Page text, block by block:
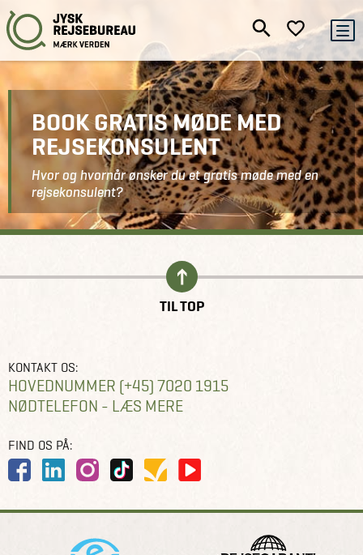
BOOK GRATIS MØDE MED
REJSEKONSULENT
Hvor og hvornår ønsker du et gratis møde med en
rejsekonsulent?
TIL TOP
KONTAKT OS:
HOVEDNUMMER (+45) 7020 1915
NØDTELEFON - LÆS MERE
FIND OS PÅ: